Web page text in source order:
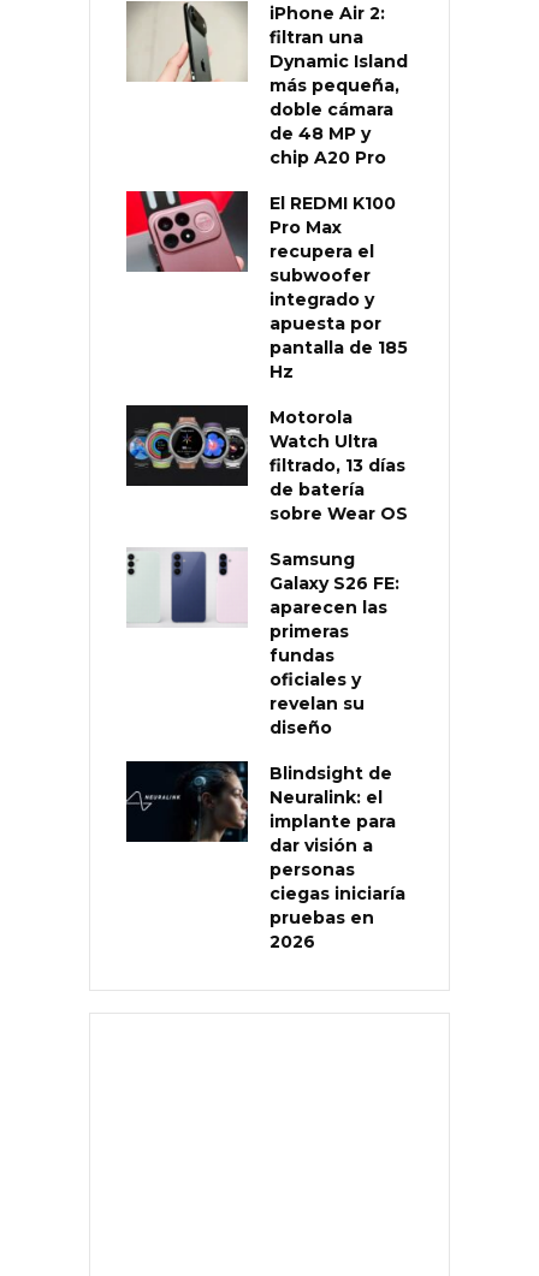
iPhone Air 2:
filtran una
Dynamic Island
más pequeña,
doble cámara
de 48 MP y
chip A20 Pro
El REDMI K100
Pro Max
recupera el
subwoofer
integrado y
apuesta por
pantalla de 185
Hz
Motorola
Watch Ultra
filtrado, 13 días
de batería
sobre Wear OS
Samsung
Galaxy S26 FE:
aparecen las
primeras
fundas
oficiales y
revelan su
diseño
Blindsight de
Neuralink: el
implante para
dar visión a
personas
ciegas iniciaría
pruebas en
2026